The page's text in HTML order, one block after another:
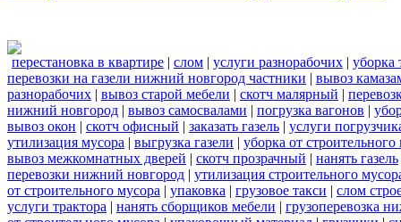
перестановка в квартире | слом | услуги разнорабочих | уборка
перевозки на газели нижний новгород частники | вывоз
разнорабочих | вывоз старой мебели | скотч малярный |
нижний новгород | вывоз самосвалами | погрузка вагонов |
вывоз окон | скотч офисный | заказать газель | услуги
утилизация мусора | выгрузка газели | уборка от строительного
вывоз межкомнатных дверей | скотч прозрачный | нанять газель
перевозки нижний новгород | утилизация строительного
от строительного мусора | упаковка | грузовое такси | слом
услуги трактора | нанять сборщиков мебели | грузоперевозка